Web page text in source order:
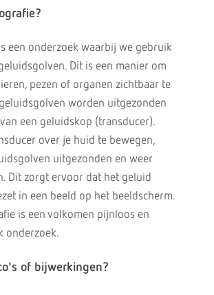
een onderzoek waarbij we gebruik
Dit is een manier om
pezen of organen zichtbaar te
worden uitgezonden
een geluidskop (transducer).
over je huid te bewegen,
uitgezonden en weer
Dit zorgt ervoor dat het geluid
in een beeld op het beeldscherm.
is een volkomen pijnloos en
onderzoek.
of bijwerkingen?